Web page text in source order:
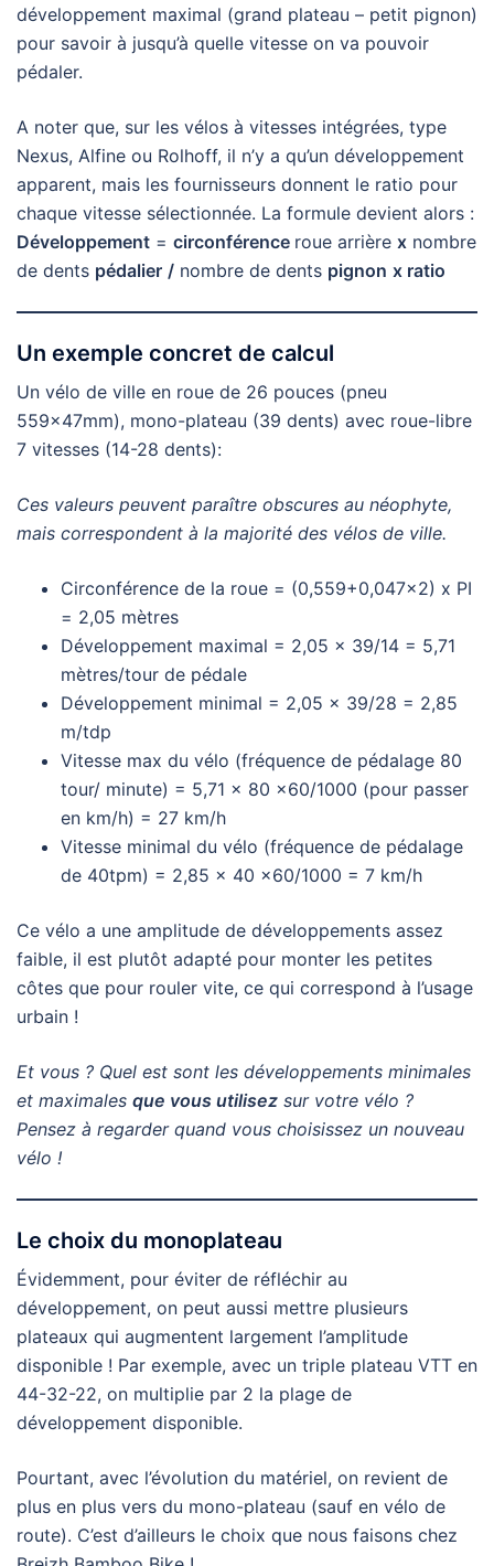
développement maximal (grand plateau – petit pignon)
pour savoir à jusqu’à quelle vitesse on va pouvoir
pédaler.
A noter que, sur les vélos à vitesses intégrées, type
Nexus, Alfine ou Rolhoff, il n’y a qu’un développement
apparent, mais les fournisseurs donnent le ratio pour
chaque vitesse sélectionnée. La formule devient alors :
Développement = circonférence roue arrière x nombre
de dents pédalier / nombre de dents pignon x ratio
Un exemple concret de calcul
Un vélo de ville en roue de 26 pouces (pneu
559x47mm), mono-plateau (39 dents) avec roue-libre
7 vitesses (14-28 dents):
Ces valeurs peuvent paraître obscures au néophyte,
mais correspondent à la majorité des vélos de ville.
Circonférence de la roue = (0,559+0,047×2) x PI
= 2,05 mètres
Développement maximal = 2,05 x 39/14 = 5,71
mètres/tour de pédale
Développement minimal = 2,05 x 39/28 = 2,85
m/tdp
Vitesse max du vélo (fréquence de pédalage 80
tour/ minute) = 5,71 x 80 x60/1000 (pour passer
en km/h) = 27 km/h
Vitesse minimal du vélo (fréquence de pédalage
de 40tpm) = 2,85 x 40 x60/1000 = 7 km/h
Ce vélo a une amplitude de développements assez
faible, il est plutôt adapté pour monter les petites
côtes que pour rouler vite, ce qui correspond à l’usage
urbain !
Et vous ? Quel est sont les développements minimales
et maximales que vous utilisez sur votre vélo ?
Pensez à regarder quand vous choisissez un nouveau
vélo !
Le choix du monoplateau
Évidemment, pour éviter de réfléchir au
développement, on peut aussi mettre plusieurs
plateaux qui augmentent largement l’amplitude
disponible ! Par exemple, avec un triple plateau VTT en
44-32-22, on multiplie par 2 la plage de
développement disponible.
Pourtant, avec l’évolution du matériel, on revient de
plus en plus vers du mono-plateau (sauf en vélo de
route). C’est d’ailleurs le choix que nous faisons chez